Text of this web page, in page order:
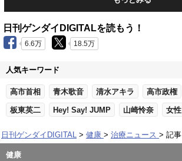
日刊ゲンダイDIGITALを読もう！
6.6万 18.5万
人気キーワード
高市首相 青木歌音 清水アキラ 高市政権
板東英二 Hey! Say! JUMP 山崎怜奈 女性
日刊ゲンダイDIGITAL 健康 治療ニュース 記事
健康